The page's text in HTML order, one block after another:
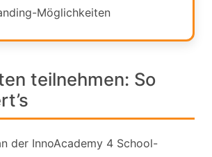
Möglichkeiten
teilnehmen: So
der InnoAcademy 4 School-